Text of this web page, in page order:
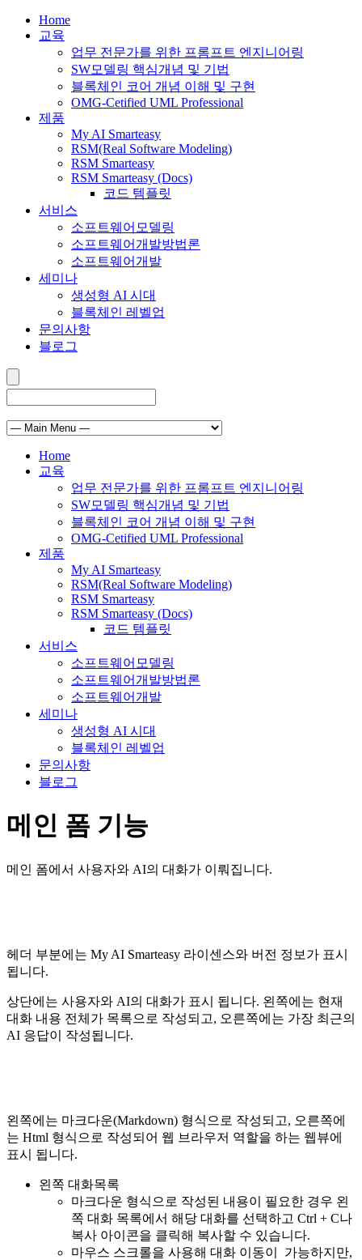
Home
교육
업무 전문가를 위한 프롬프트 엔지니어링
SW모델링 핵심개념 및 기법
블록체인 코어 개념 이해 및 구현
OMG-Cetified UML Professional
제품
My AI Smarteasy
RSM(Real Software Modeling)
RSM Smarteasy
RSM Smarteasy (Docs)
코드 템플릿
서비스
소프트웨어모델링
소프트웨어개발방법론
소프트웨어개발
세미나
생성형 AI 시대
블록체인 레벨업
문의사항
블로그
Home
교육
업무 전문가를 위한 프롬프트 엔지니어링
SW모델링 핵심개념 및 기법
블록체인 코어 개념 이해 및 구현
OMG-Cetified UML Professional
제품
My AI Smarteasy
RSM(Real Software Modeling)
RSM Smarteasy
RSM Smarteasy (Docs)
코드 템플릿
서비스
소프트웨어모델링
소프트웨어개발방법론
소프트웨어개발
세미나
생성형 AI 시대
블록체인 레벨업
문의사항
블로그
메인 폼 기능
메인 폼에서 사용자와 AI의 대화가 이뤄집니다.
헤더 부분에는 My AI Smarteasy 라이센스와 버전 정보가 표시
됩니다.
상단에는 사용자와 AI의 대화가 표시 됩니다. 왼쪽에는 현재
대화 내용 전체가 목록으로 작성되고, 오른쪽에는 가장 최근의
AI 응답이 작성됩니다.
왼쪽에는 마크다운(Markdown) 형식으로 작성되고, 오른쪽에
는 Html 형식으로 작성되어 웹 브라우저 역할을 하는 웹뷰에
표시 됩니다.
왼쪽 대화목록
마크다운 형식으로 작성된 내용이 필요한 경우 왼
쪽 대화 목록에서 해당 대화를 선택하고 Ctrl + C나
복사 아이콘을 클릭해 복사할 수 있습니다.
마우스 스크롤을 사용해 대화 이동이 가능하지만,